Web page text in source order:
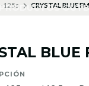
125s CRYSTAL BLUE
BLUE